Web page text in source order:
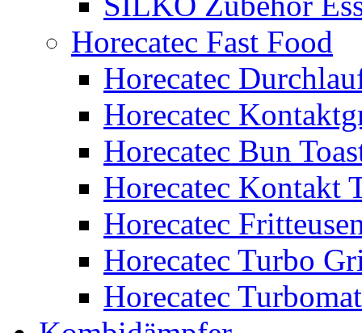
Horecatec Fast Food
Horecatec
Horecatec
Horecatec Bun
Horecatec Kontakt
Horecatec
Horecatec Turbo
Horecatec